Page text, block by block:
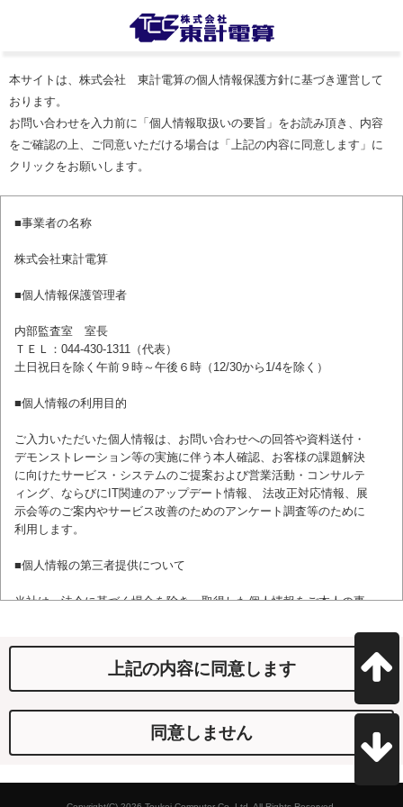
本サイトは、株式会社 東計電算の個人情報保護方針に基づき運営して
おります。
お問い合わせを入力前に「個人情報取扱いの要旨」をお読み頂き、内容
をご確認の上、ご同意いただける場合は「上記の内容に同意します」に
クリックをお願いします。
■事業者の名称
株式会社東計電算
■個人情報保護管理者
内部監査室 室長
ＴＥＬ：044-430-1311（代表）
土日祝日を除く午前９時～午後６時（12/30から1/4を除く）
■個人情報の利用目的
ご入力いただいた個人情報は、お問い合わせへの回答や資料送付・
デモンストレーション等の実施に伴う本人確認、お客様の課題解決
に向けたサービス・システムのご提案および営業活動・コンサルテ
ィング、ならびにIT関連のアップデート情報、 法改正対応情報、展
示会等のご案内やサービス改善のためのアンケート調査等のために
利用します。
■個人情報の第三者提供について
当社は、法令に基づく場合を除き、取得した個人情報をご本人の事
当社は、利用目的の達成に必要な範囲内において、取得した個人情
報の取り扱いの全部または一部を外部に委託することがあります。
この場合、当社は委託先に対して適切な監督を行います。
上記の内容に同意します
同意しません